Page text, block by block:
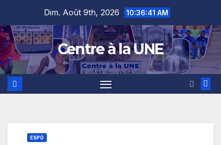
content
Dim. Août 9th, 2026 10:36:42 AM
Centre à la UNE
ESPÒ